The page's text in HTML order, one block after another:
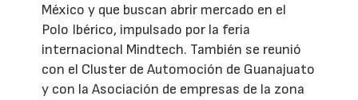
México y que buscan abrir mercado en el
Polo Ibérico, impulsado por la feria
internacional Mindtech. También se reunió
con el Cluster de Automoción de Guanajuato
y con la Asociación de empresas de la zona